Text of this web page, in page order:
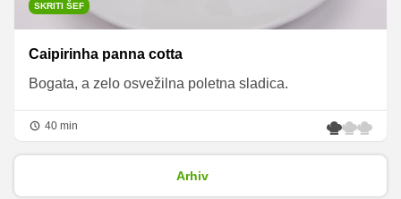
SKRITI ŠEF
Caipirinha panna cotta
Bogata, a zelo osvežilna poletna sladica.
40 min
Arhiv